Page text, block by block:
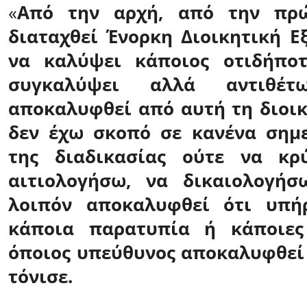
«Από την αρχή, από την
διαταχθεί Ένορκη Διοικητική
να καλύψει κάποιος
συγκαλύψει αλλά
αποκαλυφθεί από αυτή τη
δεν έχω σκοπό σε κανένα
της διαδικασίας ούτε να
αιτιολογήσω, να
λοιπόν αποκαλυφθεί ότι
κάποια παρατυπία ή
όποιος υπεύθυνος
τόνισε.